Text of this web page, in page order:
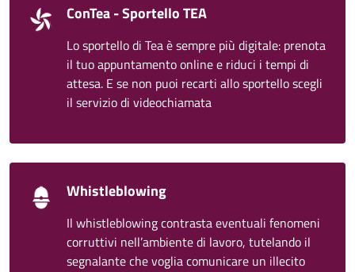
ConTea - Sportello TEA
Lo sportello di Tea è sempre più digitale: prenota
il tuo appuntamento online e riduci i tempi di
attesa. E se non puoi recarti allo sportello scegli
il servizio di videochiamata
Whistleblowing
Il whistleblowing contrasta eventuali fenomeni
corruttivi nell’ambiente di lavoro, tutelando il
segnalante che voglia comunicare un illecito